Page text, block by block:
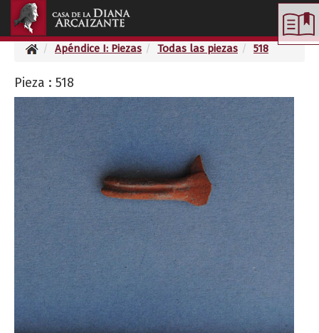
Apéndice I: Piezas Todas las piezas 518
Pieza : 518